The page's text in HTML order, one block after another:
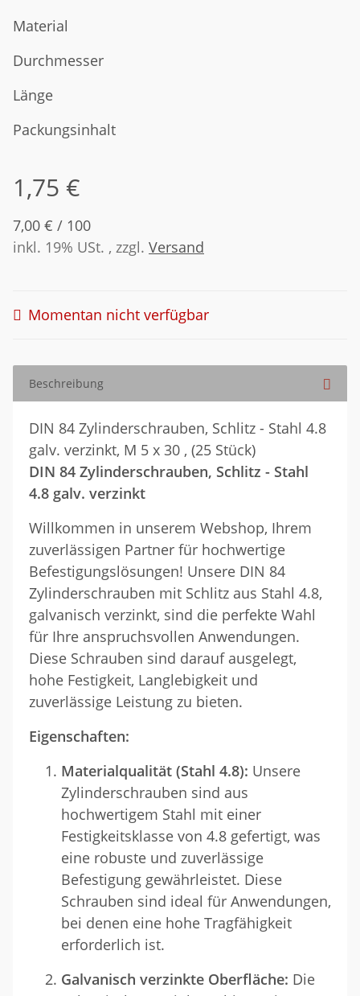
Material
Durchmesser
Länge
Packungsinhalt
1,75 €
7,00 € / 100
inkl. 19% USt. , zzgl. Versand
Momentan nicht verfügbar
Beschreibung
DIN 84 Zylinderschrauben, Schlitz - Stahl 4.8
galv. verzinkt, M 5 x 30 , (25 Stück)
DIN 84 Zylinderschrauben, Schlitz - Stahl
4.8 galv. verzinkt
Willkommen in unserem Webshop, Ihrem
zuverlässigen Partner für hochwertige
Befestigungslösungen! Unsere DIN 84
Zylinderschrauben mit Schlitz aus Stahl 4.8,
galvanisch verzinkt, sind die perfekte Wahl
für Ihre anspruchsvollen Anwendungen.
Diese Schrauben sind darauf ausgelegt,
hohe Festigkeit, Langlebigkeit und
zuverlässige Leistung zu bieten.
Eigenschaften:
Materialqualität (Stahl 4.8): Unsere
Zylinderschrauben sind aus
hochwertigem Stahl mit einer
Festigkeitsklasse von 4.8 gefertigt, was
eine robuste und zuverlässige
Befestigung gewährleistet. Diese
Schrauben sind ideal für Anwendungen,
bei denen eine hohe Tragfähigkeit
erforderlich ist.
Galvanisch verzinkte Oberfläche: Die